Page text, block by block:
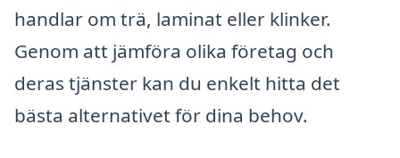
handlar om trä, laminat eller klinker.
Genom att jämföra olika företag och
deras tjänster kan du enkelt hitta det
bästa alternativet för dina behov.